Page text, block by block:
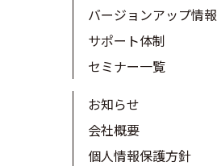
バージョンアップ情報
サポート体制
セミナー一覧
お知らせ
会社概要
個人情報保護方針